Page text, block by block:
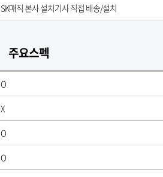
SK매직 본사 설치기사 직접 배송/설치
주요스펙
O
X
O
O